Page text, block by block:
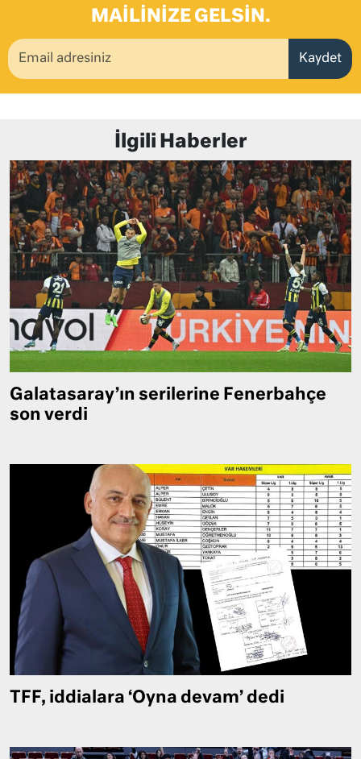
MAILINIZE GELSIN.
Kaydet
İlgili Haberler
Galatasaray’ın serilerine Fenerbahçe
son verdi
TFF, iddialara ‘Oyna devam’ dedi